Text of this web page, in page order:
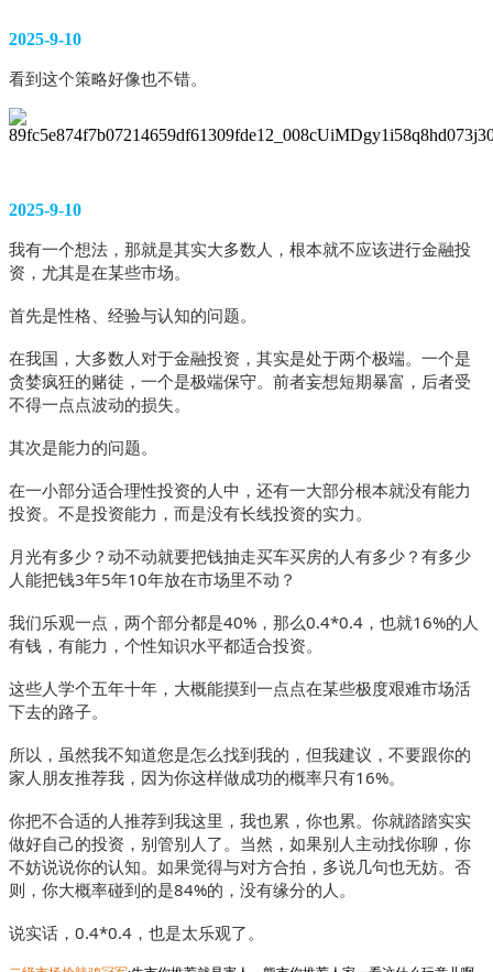
2025-9-10
看到这个策略好像也不错。
2025-9-10
我有一个想法，那就是其实大多数人，根本就不应该进行金融投
资，尤其是在某些市场。
首先是性格、经验与认知的问题。
在我国，大多数人对于金融投资，其实是处于两个极端。一个是
贪婪疯狂的赌徒，一个是极端保守。前者妄想短期暴富，后者受
不得一点点波动的损失。
其次是能力的问题。
在一小部分适合理性投资的人中，还有一大部分根本就没有能力
投资。不是投资能力，而是没有长线投资的实力。
月光有多少？动不动就要把钱抽走买车买房的人有多少？有多少
人能把钱3年5年10年放在市场里不动？
我们乐观一点，两个部分都是40%，那么0.4*0.4，也就16%的人
有钱，有能力，个性知识水平都适合投资。
这些人学个五年十年，大概能摸到一点点在某些极度艰难市场活
下去的路子。
所以，虽然我不知道您是怎么找到我的，但我建议，不要跟你的
家人朋友推荐我，因为你这样做成功的概率只有16%。
你把不合适的人推荐到我这里，我也累，你也累。你就踏踏实实
做好自己的投资，别管别人了。当然，如果别人主动找你聊，你
不妨说说你的认知。如果觉得与对方合拍，多说几句也无妨。否
则，你大概率碰到的是84%的，没有缘分的人。
说实话，0.4*0.4，也是太乐观了。